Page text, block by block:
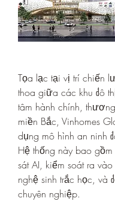
Tọa lạc tại vị trí chiến
thoa giữa các khu đô
tâm hành chính,
miền Bắc, Vinhomes
dụng mô hình an ninh
Hệ thống này bao
sát AI, kiểm soát ra
nghệ sinh trắc học, và
chuyên nghiệp.